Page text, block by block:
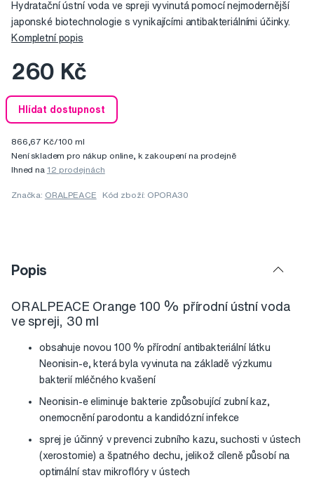
Hydratační ústní voda ve spreji vyvinutá pomocí nejmodernější
japonské biotechnologie s vynikajícími antibakteriálními účinky.
Kompletní popis
260 Kč
Hlídat dostupnost
866,67 Kč/100 ml
Není skladem pro nákup online, k zakoupení na prodejně
Ihned na 12 prodejnách
Značka: ORALPEACE Kód zboží: OPORA30
Popis
ORALPEACE Orange 100 % přírodní ústní voda
ve spreji, 30 ml
obsahuje novou 100 % přírodní antibakteriální látku
Neonisin-e, která byla vyvinuta na základě výzkumu
bakterií mléčného kvašení
Neonisin-e eliminuje bakterie způsobující zubní kaz,
onemocnění parodontu a kandidózní infekce
sprej je účinný v prevenci zubního kazu, suchosti v ústech
(xerostomie) a špatného dechu, jelikož cíleně působí na
optimální stav mikroflóry v ústech